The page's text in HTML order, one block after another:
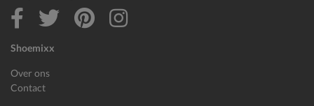
Shoemixx
Over ons
Contact